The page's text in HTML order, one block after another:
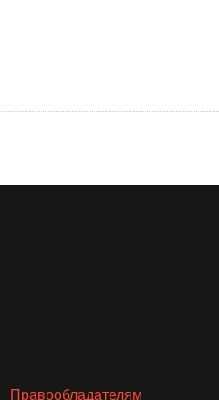
Правообладателям